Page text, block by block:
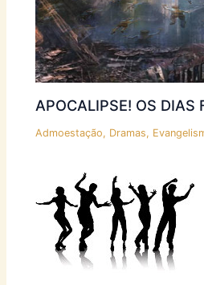
APOCALIPSE! OS DIAS
Admoestação, Dramas,